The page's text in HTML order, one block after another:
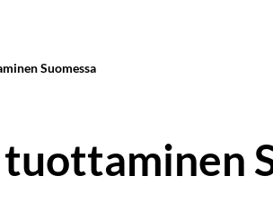
Suomessa